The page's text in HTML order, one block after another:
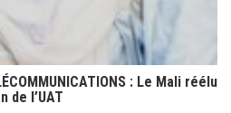
: Le Mali réélu
de l’UAT